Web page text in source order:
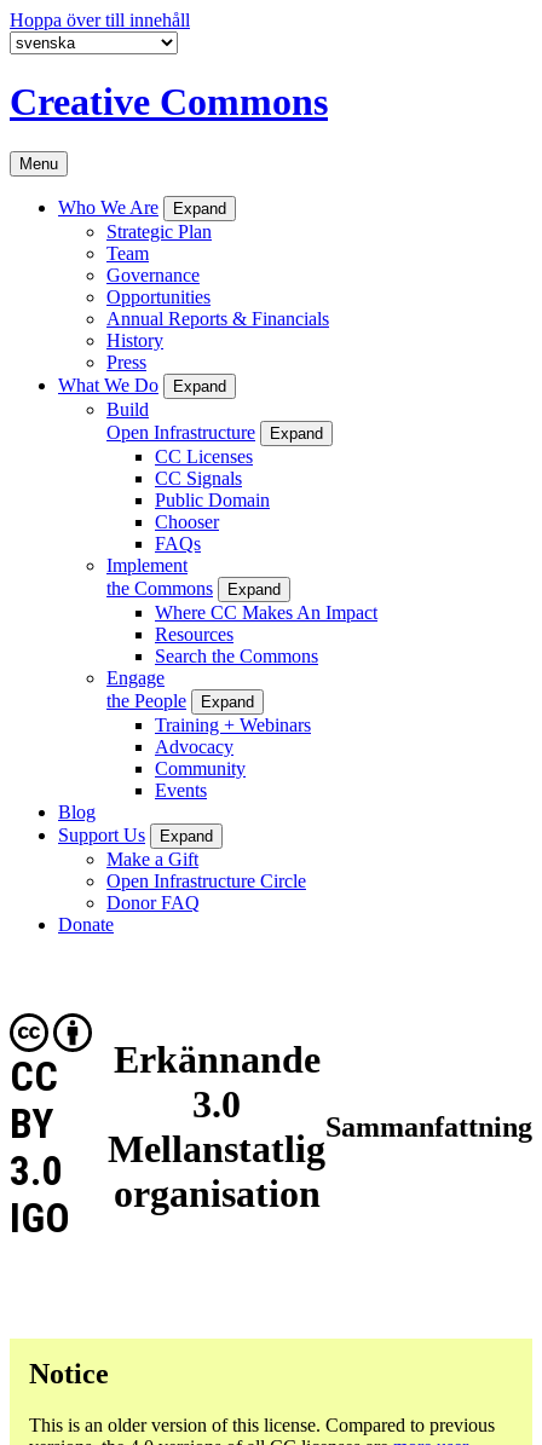
Hoppa över till innehåll
Creative Commons
Menu
Who We Are Expand
Strategic Plan
Team
Governance
Opportunities
Annual Reports & Financials
History
Press
What We Do
Expand
Build
Open Infrastructure
Expand
CC Licenses
CC Signals
Public Domain
Chooser
FAQs
Implement
the Commons
Expand
Where CC Makes An Impact
Resources
Search the Commons
Engage
the People
Expand
Training + Webinars
Advocacy
Community
Events
Blog
Support Us
Expand
Make a Gift
Open Infrastructure Circle
Donor FAQ
Donate
Erkännande
3.0
Mellanstatlig
organisation
CC
BY
3.0
IGO
Sammanfattning
Notice
This is an older version of this license. Compared to previous